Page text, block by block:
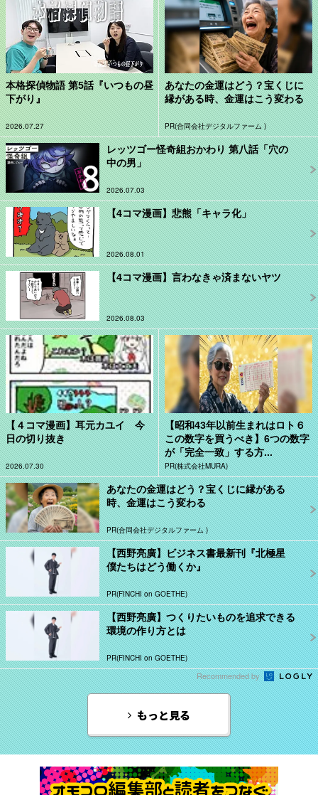
本格探偵物語 第5話『いつもの昼
下がり』
2026.07.27
あなたの金運はどう？宝くじに
縁がある時、金運はこう変わる
PR(合同会社デジタルファーム )
レッツゴー怪奇組おかわり 第八話「穴の
中の男」
2026.07.03
【4コマ漫画】悲熊「キャラ化」
2026.08.01
【4コマ漫画】言わなきゃ済まないヤツ
2026.08.03
【４コマ漫画】耳元カユイ 今
日の切り抜き
2026.07.30
【昭和43年以前生まれはロト６
この数字を買うべき】6つの数字
が「完全一致」する方...
PR(株式会社MURA)
あなたの金運はどう？宝くじに縁がある
時、金運はこう変わる
PR(合同会社デジタルファーム )
【西野亮廣】ビジネス書最新刊『北極星
僕たちはどう働くか』
PR(FINCHI on GOETHE)
【西野亮廣】つくりたいものを追求できる
環境の作り方とは
PR(FINCHI on GOETHE)
Recommended by
もっと見る